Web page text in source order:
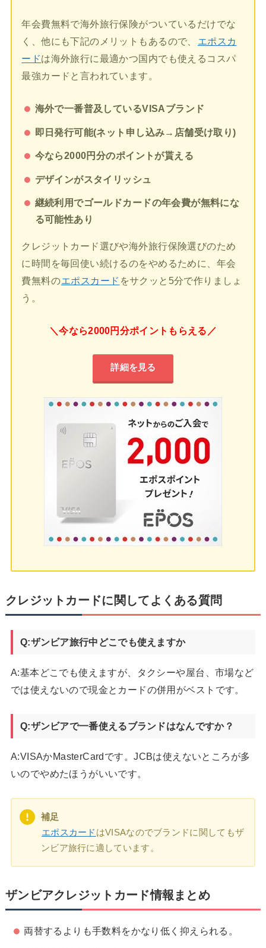
年会費無料で海外旅行保険がついているだけでな
く、他にも下記のメリットもあるので、
エポスカ
ードは海外旅行に最適かつ国内でも使えるコスパ
最強カードと言われています。
海外で一番普及しているVISAブランド
即日発行可能(ネット申し込み→店舗受け取り)
今なら2000円分のポイントが貰える
デザインがスタイリッシュ
継続利用でゴールドカードの年会費が無料にな
る可能性あり
クレジットカード選びや海外旅行保険選びのため
に時間を毎回使い続けるのをやめるために、年会
費無料のエポスカード をサクッと5分で作りましょ
う。
＼今なら2000円分ポイントもらえる／
詳細を見る
クレジットカードに関してよくある質問
Q:ザンビア旅行中どこでも使えますか
A:基本どこでも使えますが、タクシーや屋台、市場など
では使えないので現金とカードの併用がベストです。
Q:ザンビアで一番使えるブランドはなんですか？
A:VISAかMasterCardです。JCBは使えないところが多
いのでやめたほうがいいです。
補足
エポスカード はVISAなのでブランドに関してもザ
ンビア旅行に適しています。
ザンビアクレジットカード情報まとめ
両替するよりも手数料をかなり低く抑えられる。